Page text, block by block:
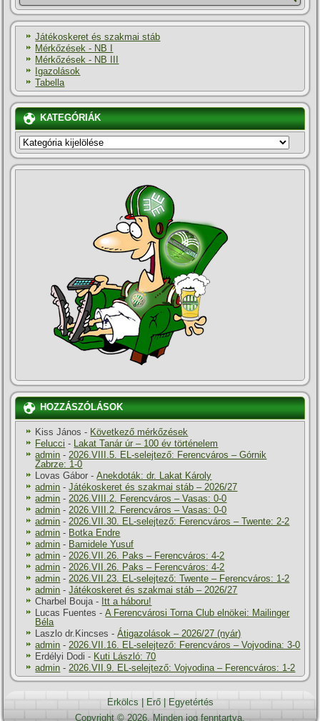
Játékoskeret és szakmai stáb
Mérkőzések - NB I
Mérkőzések - NB III
Igazolások
Tabella
KATEGÓRIÁK
KATEGÓRIÁK
HOZZÁSZÓLÁSOK
Kiss János - Következő mérkőzések
Felucci - Lakat Tanár úr – 100 év történelem
admin - 2026.VIII.5. EL-selejtező: Ferencváros – Górnik
Zabrze: 1-0
Lovas Gábor -Anekdoták: dr. Lakat Károly
admin -Játékoskeret és szakmai stáb – 2026/27
admin - 2026.VIII.2. Ferencváros – Vasas: 0-0
admin - 2026.VIII.2. Ferencváros – Vasas: 0-0
admin - 2026.VII.30. EL-selejtező: Ferencváros – Twente: 2-2
admin - Botka Endre
admin - Bamidele Yusuf
admin - 2026.VII.26. Paks – Ferencváros: 4-2
admin - 2026.VII.26. Paks – Ferencváros: 4-2
admin - 2026.VII.23. EL-selejtező: Twente – Ferencváros: 1-2
admin -Játékoskeret és szakmai stáb – 2026/27
Charbel Bouja - Itt a háboru!
Lucas Fuentes -A Ferencvárosi Torna Club elnökei: Mailinger
Béla
Laszlo dr.Kincses -Átigazolások – 2026/27 (nyár)
admin - 2026.VII.16. EL-selejtező: Ferencváros – Vojvodina: 3-0
Erdélyi Dodi - Kuti László: 70
admin - 2026.VII.9. EL-selejtező: Vojvodina – Ferencváros: 1-2
Erkölcs Erő|
Egyetértés
Copyright © 2026. Minden jog fenntartva.